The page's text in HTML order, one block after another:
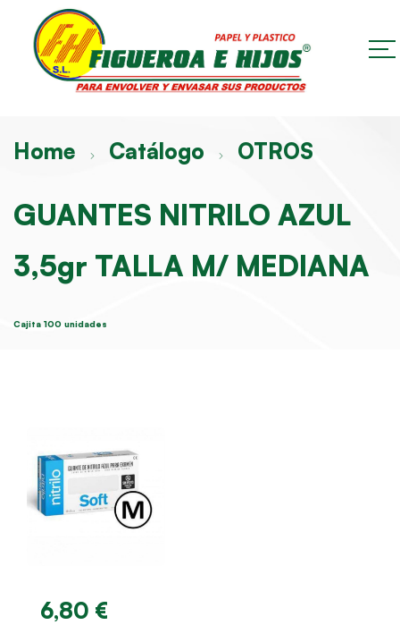
Home Catálogo OTROS
GUANTES NITRILO AZUL
3,5gr TALLA M/ MEDIANA
Cajita 100 unidades
6,80 €